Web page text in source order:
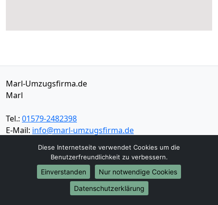
Marl-Umzugsfirma.de
Marl
Tel.: 01579-2482398
E-Mail: info@marl-umzugsfirma.de
Öffnungszeiten:Mo - Sa: 08:30 - 16:00 Uhr
Impressum
Diese Internetseite verwendet Cookies um die
Benutzerfreundlichkeit zu verbessern.
Einverstanden
Nur notwendige Cookies
Datenschutzerklärung